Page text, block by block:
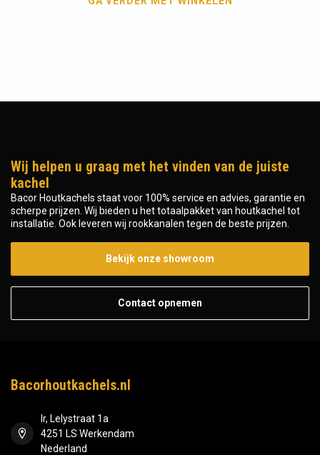
Wij helpen u graag met het vinden van de juiste
kachel
Bacor Houtkachels staat voor 100% service en advies, garantie en
scherpe prijzen. Wij bieden u het totaalpakket van houtkachel tot
installatie. Ook leveren wij rookkanalen tegen de beste prijzen.
Bekijk onze showroom
Contact opnemen
Bacorhoutkachels.nl
Ir, Lelystraat 1a
4251 LS Werkendam
Nederland